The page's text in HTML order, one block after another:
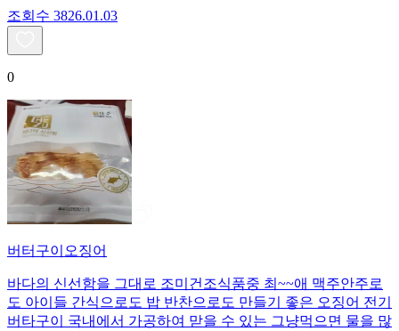
조회수 3826.01.03
0
버터구이오징어
바다의 신선함을 그대로 조미건조식품중 최~~애 맥주안주로
도 아이들 간식으로도 밥 반찬으로도 만들기 좋은 오징어 전기
버타구이 국내에서 가공하여 맏을 수 있는 그냥먹으면 물을 많